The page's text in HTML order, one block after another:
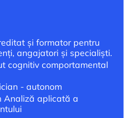
și formator pentru
angajatori și specialiști.
cognitiv comportamental
- autonom
Analiză aplicată a